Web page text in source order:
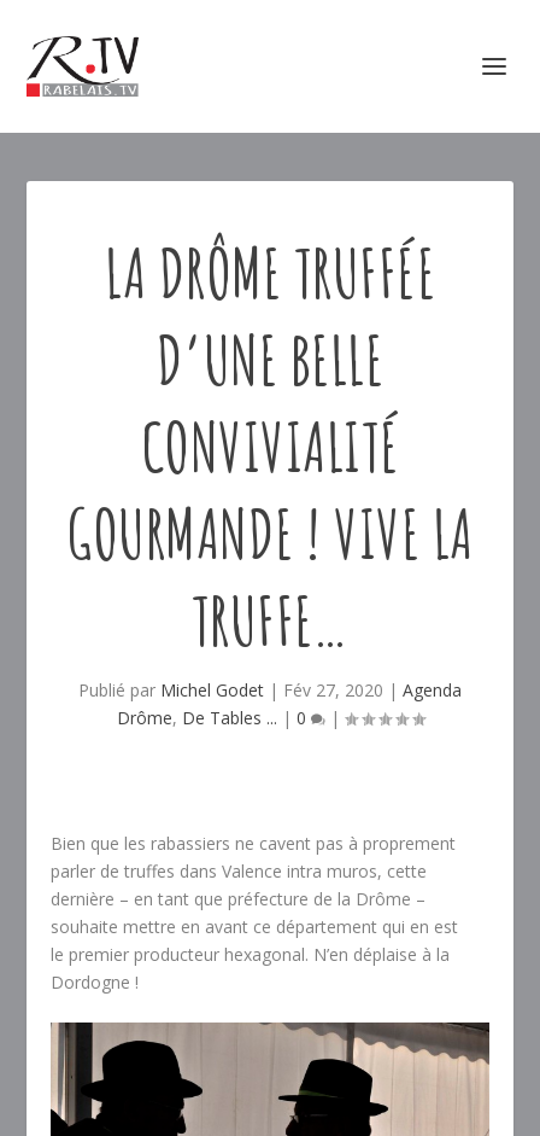
LA DRÔME TRUFFÉE
D’UNE BELLE
CONVIVIALITÉ
GOURMANDE ! VIVE LA
TRUFFE…
Publié par Michel Godet | Fév 27, 2020 | Agenda
Drôme, De Tables ... | 0 |
Bien que les rabassiers ne cavent pas à proprement
parler de truffes dans Valence intra muros, cette
dernière – en tant que préfecture de la Drôme –
souhaite mettre en avant ce département qui en est
le premier producteur hexagonal. N’en déplaise à la
Dordogne !